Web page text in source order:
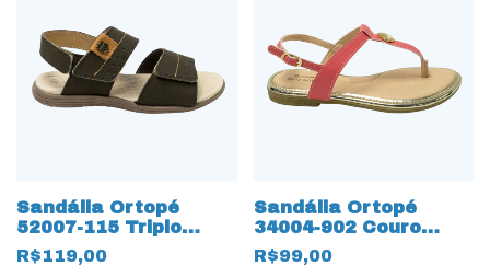
Sandália Ortopé
52007-115 Triplo
12968 Velcro para
ajustes
R$119,00
Sandália Ortopé
34004-902 Couro
Natural com palmilha
12959 Duo Soft
R$99,00